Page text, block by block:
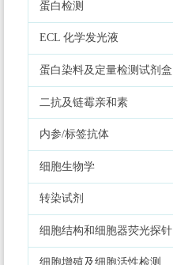
蛋白检测
ECL 化学发光液
蛋白染料及定量检测试剂盒
二抗及链霉亲和素
内参/标签抗体
细胞生物学
转染试剂
细胞结构和细胞器荧光探针
细胞增殖及细胞活性检测